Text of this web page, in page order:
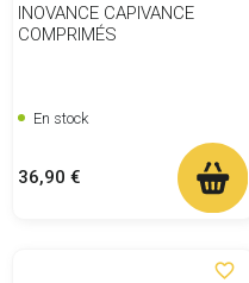
INOVANCE CAPIVANCE
COMPRIMÉS
En stock
Prix
36,90 €
favorite_border